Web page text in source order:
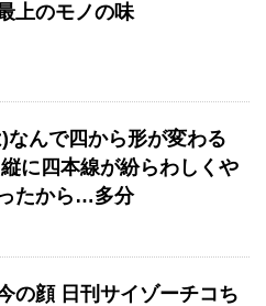
上のモノの味
なんで四から形が変わる
に四本線が紛らわしくや
たから…多分
の顔 日刊サイゾーチコち